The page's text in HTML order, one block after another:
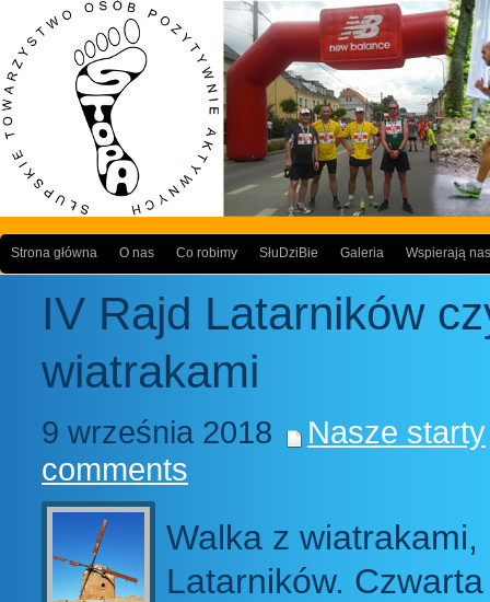
Strona główna O nas Co robimy SłuDziBie Galeria Wspierają
IV Rajd Latarników
wiatrakami
9 września 2018
Nasze starty
comments
Walka z wiatrakami,
Latarników.